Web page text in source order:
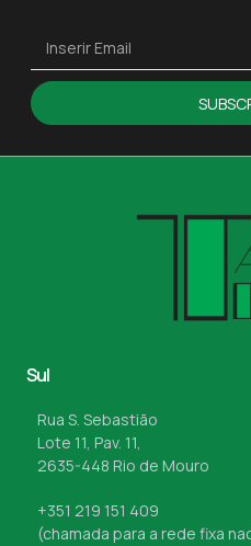
Sul
Rua S. Sebastião
Lote 11, Pav. 11,
2635-448 Rio de Mouro
+351 219 151 409
(chamada para a rede fixa